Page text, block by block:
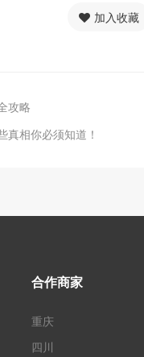
加入收藏
攻略
真相你必须知道！
合作商家
重庆
四川